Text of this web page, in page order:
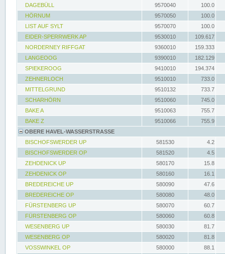
DAGEBÜLL 9570040
100.0
HÖRNUM
9570050
100.0
LIST AUF SYLT
9570070
100.0
EIDER-SPERRWERK AP
9530010
109.617
NORDERNEY RIFFGAT
9360010
159.333
LANGEOOG
9390010
182.129
SPIEKEROOG
9410010
194.374
ZEHNERLOCH
9510010
733.0
MITTELGRUND
9510132
733.7
SCHARHÖRN
9510060
745.0
BAKE A
9510063
755.7
BAKE Z
9510066
755.9
OBERE HAVEL-WASSERSTRASSE
BISCHOFSWERDER UP
581530
4.2
BISCHOFSWERDER OP
581520
4.5
ZEHDENICK UP
580170
15.8
ZEHDENICK OP
580160
16.1
BREDEREICHE UP
580090
47.6
BREDEREICHE OP
580080
48.0
FÜRSTENBERG UP
580070
60.7
FÜRSTENBERG OP
580060
60.8
WESENBERG UP
580030
81.7
WESENBERG OP
580020
81.8
VOSSWINKEL OP
580000
88.1